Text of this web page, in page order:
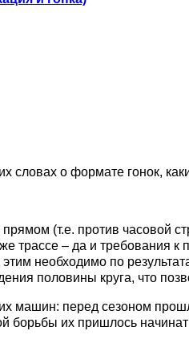
словах о формате гонок,
прямом (т.е. против часовой
трассе – да и требования
необходимо по
половины круга, что
машин: перед сезоном
борьбы их пришлось